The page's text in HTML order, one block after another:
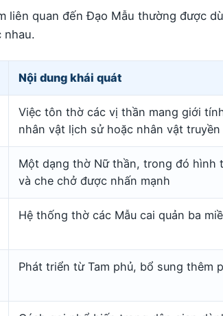
liên quan đến Đạo Mẫu thường được
nhau.
Nội dung khái quát
Việc tôn thờ các vị thần mang giới
nhân vật lịch sử hoặc nhân vật
Một dạng thờ Nữ thần, trong đó hình
và che chở được nhấn mạnh
Hệ thống thờ các Mẫu cai quản ba
Phát triển từ Tam phủ, bổ sung thêm